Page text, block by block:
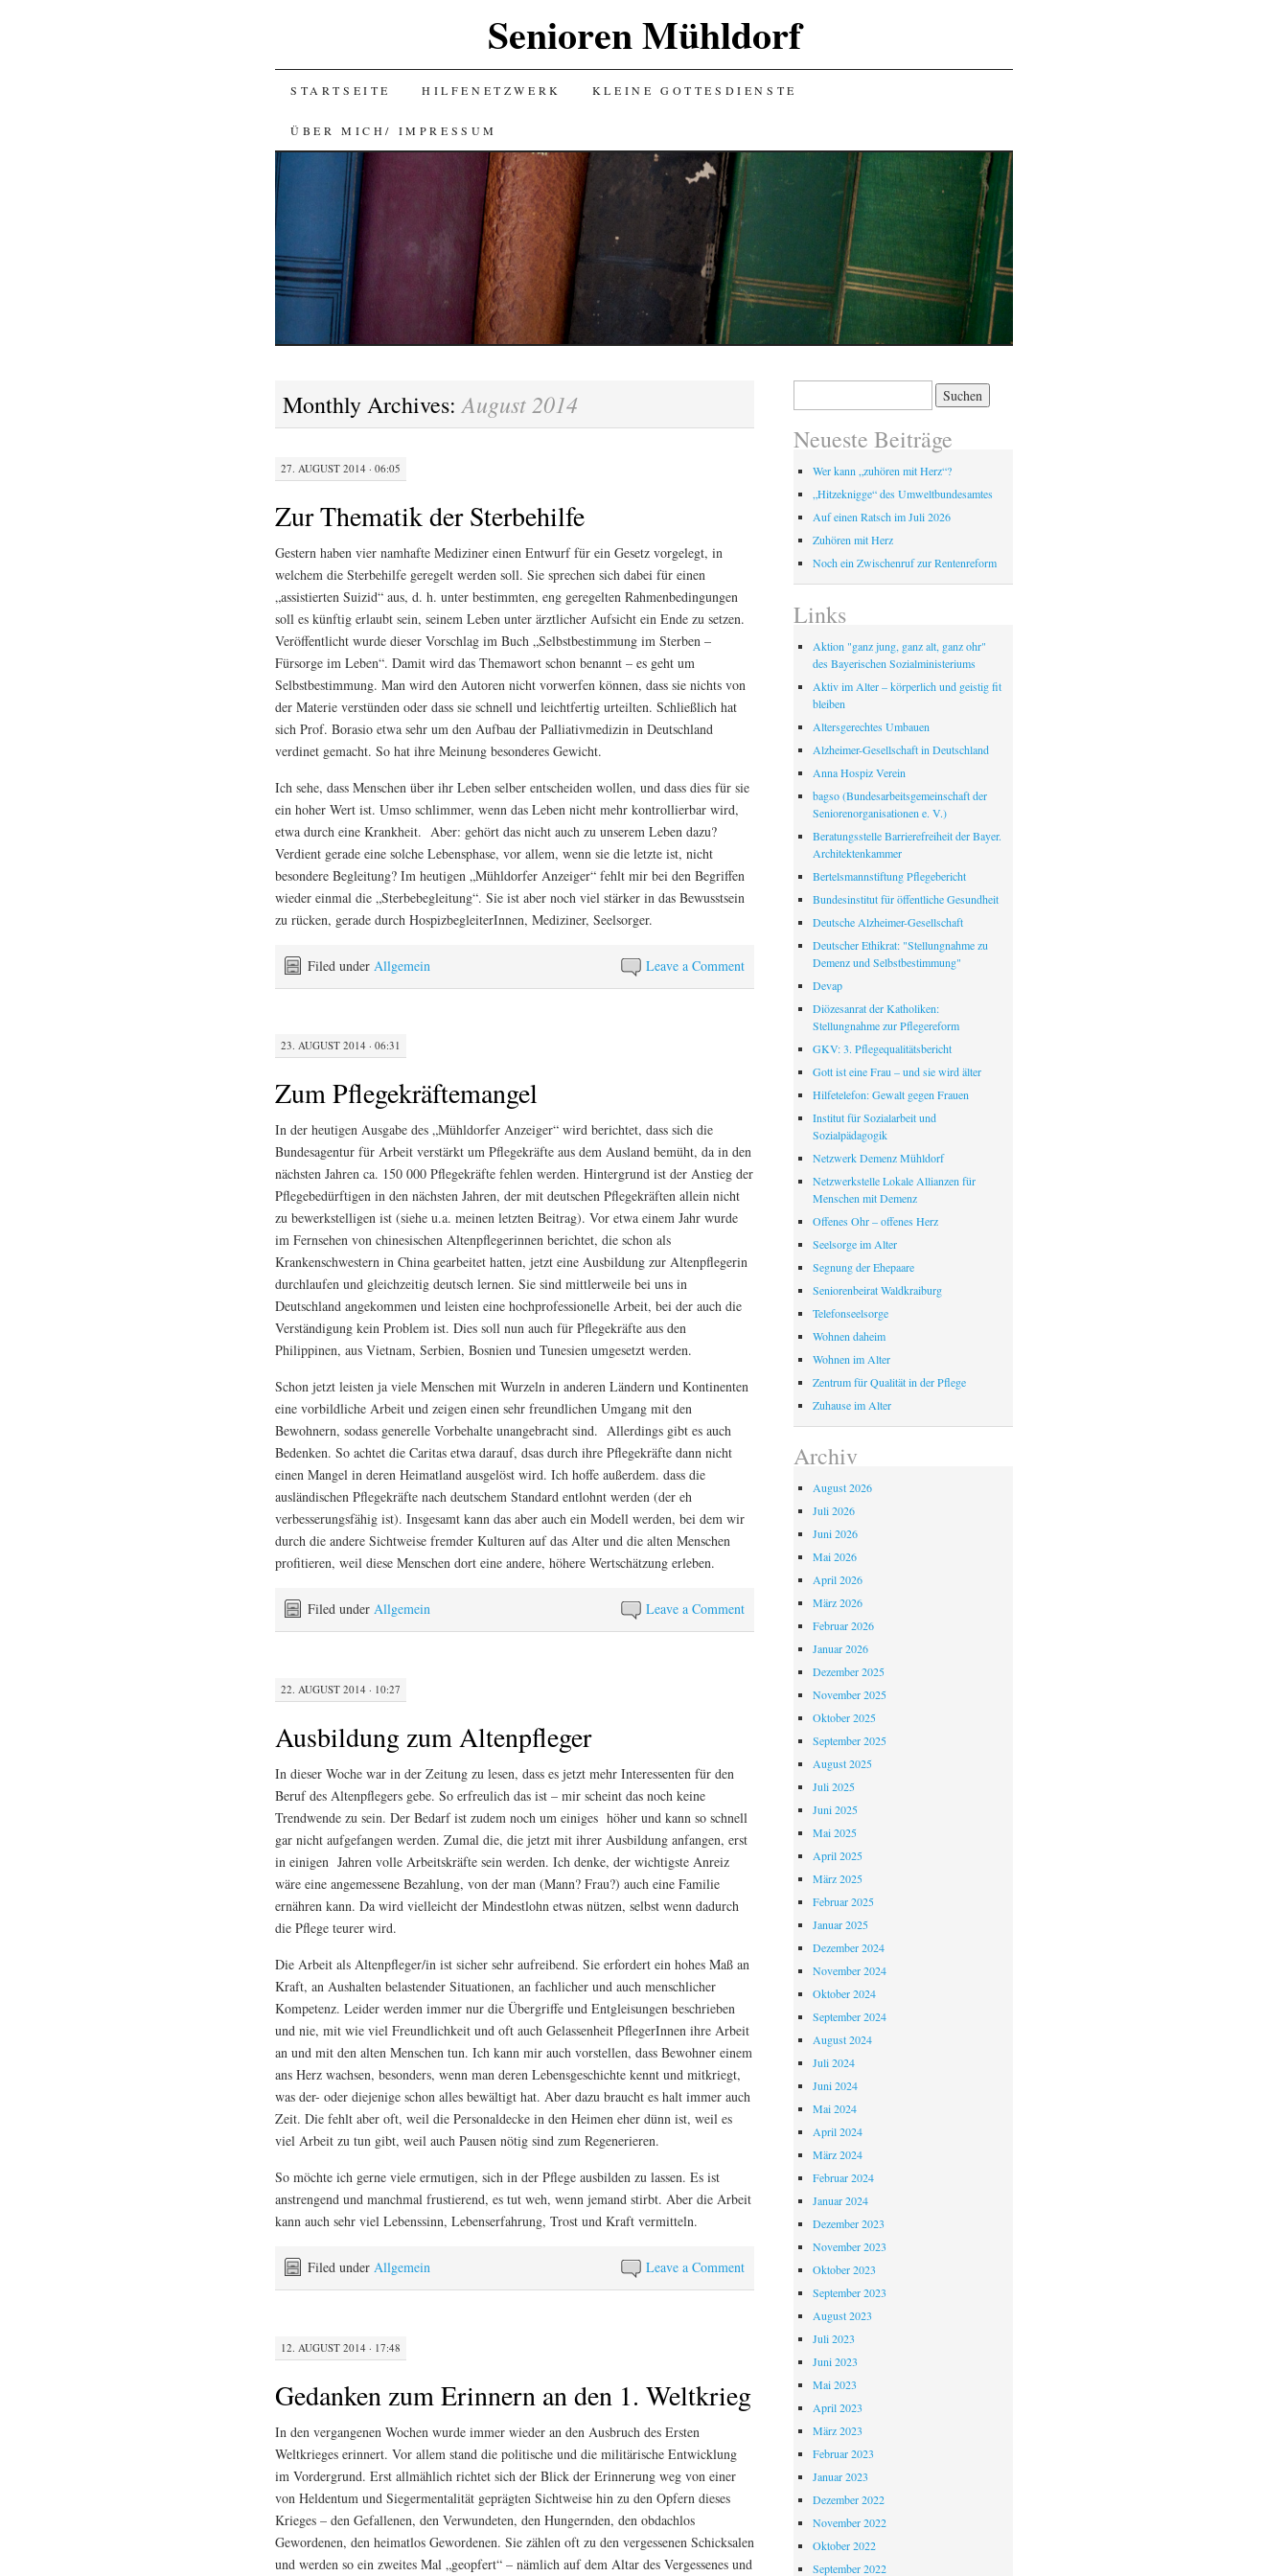
Senioren Mühldorf
SKIP
TO
CONTENT
STARTSEITE HILFENETZWERK KLEINE GOTTESDIENSTE
ÜBER MICH/ IMPRESSUM
Monthly Archives:August 2014
27. AUGUST 2014 · 06:05
Zur Thematik der Sterbehilfe
Gestern haben vier namhafte Mediziner einen Entwurf für ein Gesetz vorgelegt, in
welchem die Sterbehilfe geregelt werden soll. Sie sprechen sich dabei für einen
„assistierten Suizid“ aus, d. h. unter bestimmten, eng geregelten Rahmenbedingungen
soll es künftig erlaubt sein, seinem Leben unter ärztlicher Aufsicht ein Ende zu setzen.
Veröffentlicht wurde dieser Vorschlag im Buch „Selbstbestimmung im Sterben –
Fürsorge im Leben“. Damit wird das Themawort schon benannt – es geht um
Selbstbestimmung. Man wird den Autoren nicht vorwerfen können, dass sie nichts von
der Materie verstünden oder dass sie schnell und leichtfertig urteilten. Schließlich hat
sich Prof. Borasio etwa sehr um den Aufbau der Palliativmedizin in Deutschland
verdinet gemacht. So hat ihre Meinung besonderes Gewicht.
Ich sehe, dass Menschen über ihr Leben selber entscheiden wollen, und dass dies für sie
ein hoher Wert ist. Umso schlimmer, wenn das Leben nicht mehr kontrollierbar wird,
etwa durch eine Krankheit. Aber: gehört das nicht auch zu unserem Leben dazu?
Verdient gerade eine solche Lebensphase, vor allem, wenn sie die letzte ist, nicht
besondere Begleitung? Im heutigen „Mühldorfer Anzeiger“ fehlt mir bei den Begriffen
wieder einmal die „Sterbebegleitung“. Sie ist aber noch viel stärker in das Bewusstsein
zu rücken, gerade durch HospizbegleiterInnen, Mediziner, Seelsorger.
Leave a Comment
Filed under Allgemein
23. AUGUST 2014 · 06:31
Zum Pflegekräftemangel
In der heutigen Ausgabe des „Mühldorfer Anzeiger“ wird berichtet, dass sich die
Bundesagentur für Arbeit verstärkt um Pflegekräfte aus dem Ausland bemüht, da in den
nächsten Jahren ca. 150 000 Pflegekräfte fehlen werden. Hintergrund ist der Anstieg der
Pflegebedürftigen in den nächsten Jahren, der mit deutschen Pflegekräften allein nicht
zu bewerkstelligen ist (siehe u.a. meinen letzten Beitrag). Vor etwa einem Jahr wurde
im Fernsehen von chinesischen Altenpflegerinnen berichtet, die schon als
Krankenschwestern in China gearbeitet hatten, jetzt eine Ausbildung zur Altenpflegerin
durchlaufen und gleichzeitig deutsch lernen. Sie sind mittlerweile bei uns in
Deutschland angekommen und leisten eine hochprofessionelle Arbeit, bei der auch die
Verständigung kein Problem ist. Dies soll nun auch für Pflegekräfte aus den
Philippinen, aus Vietnam, Serbien, Bosnien und Tunesien umgesetzt werden.
Schon jetzt leisten ja viele Menschen mit Wurzeln in anderen Ländern und Kontinenten
eine vorbildliche Arbeit und zeigen einen sehr freundlichen Umgang mit den
Bewohnern, sodass generelle Vorbehalte unangebracht sind. Allerdings gibt es auch
Bedenken. So achtet die Caritas etwa darauf, dsas durch ihre Pflegekräfte dann nicht
einen Mangel in deren Heimatland ausgelöst wird. Ich hoffe außerdem. dass die
ausländischen Pflegekräfte nach deutschem Standard entlohnt werden (der eh
verbesserungsfähig ist). Insgesamt kann das aber auch ein Modell werden, bei dem wir
durch die andere Sichtweise fremder Kulturen auf das Alter und die alten Menschen
profitieren, weil diese Menschen dort eine andere, höhere Wertschätzung erleben.
Leave a Comment
Filed under Allgemein
22. AUGUST 2014 · 10:27
Ausbildung zum Altenpfleger
In dieser Woche war in der Zeitung zu lesen, dass es jetzt mehr Interessenten für den
Beruf des Altenpflegers gebe. So erfreulich das ist – mir scheint das noch keine
Trendwende zu sein. Der Bedarf ist zudem noch um einiges höher und kann so schnell
gar nicht aufgefangen werden. Zumal die, die jetzt mit ihrer Ausbildung anfangen, erst
in einigen Jahren volle Arbeitskräfte sein werden. Ich denke, der wichtigste Anreiz
wäre eine angemessene Bezahlung, von der man (Mann? Frau?) auch eine Familie
ernähren kann. Da wird vielleicht der Mindestlohn etwas nützen, selbst wenn dadurch
die Pflege teurer wird.
Die Arbeit als Altenpfleger/in ist sicher sehr aufreibend. Sie erfordert ein hohes Maß an
Kraft, an Aushalten belastender Situationen, an fachlicher und auch menschlicher
Kompetenz. Leider werden immer nur die Übergriffe und Entgleisungen beschrieben
und nie, mit wie viel Freundlichkeit und oft auch Gelassenheit PflegerInnen ihre Arbeit
an und mit den alten Menschen tun. Ich kann mir auch vorstellen, dass Bewohner einem
ans Herz wachsen, besonders, wenn man deren Lebensgeschichte kennt und mitkriegt,
was der- oder diejenige schon alles bewältigt hat. Aber dazu braucht es halt immer auch
Zeit. Die fehlt aber oft, weil die Personaldecke in den Heimen eher dünn ist, weil es
viel Arbeit zu tun gibt, weil auch Pausen nötig sind zum Regenerieren.
So möchte ich gerne viele ermutigen, sich in der Pflege ausbilden zu lassen. Es ist
anstrengend und manchmal frustierend, es tut weh, wenn jemand stirbt. Aber die Arbeit
kann auch sehr viel Lebenssinn, Lebenserfahrung, Trost und Kraft vermitteln.
Leave a Comment
Filed under Allgemein
12. AUGUST 2014 · 17:48
Gedanken zum Erinnern an den 1. Weltkrieg
In den vergangenen Wochen wurde immer wieder an den Ausbruch des Ersten
Weltkrieges erinnert. Vor allem stand die politische und die militärische Entwicklung
im Vordergrund. Erst allmählich richtet sich der Blick der Erinnerung weg von einer
von Heldentum und Siegermentalität geprägten Sichtweise hin zu den Opfern dieses
Krieges – den Gefallenen, den Verwundeten, den Hungernden, den obdachlos
Gewordenen, den heimatlos Gewordenen. Sie zählen oft zu den vergessenen Schicksalen
und werden so ein zweites Mal „geopfert“ – nämlich auf dem Altar des Vergessenes und
Neueste Beiträge
Wer kann „zuhören mit Herz“?
„Hitzeknigge“ des Umweltbundesamtes
Auf einen Ratsch im Juli 2026
Zuhören mit Herz
Noch ein Zwischenruf zur Rentenreform
Links
Aktion "ganz jung, ganz alt, ganz ohr"
des Bayerischen Sozialministeriums
Aktiv im Alter – körperlich und geistig fit
bleiben
Altersgerechtes Umbauen
Alzheimer-Gesellschaft in Deutschland
Anna Hospiz Verein
bagso (Bundesarbeitsgemeinschaft der
Seniorenorganisationen e. V.)
Beratungsstelle Barrierefreiheit der Bayer.
Architektenkammer
Bertelsmannstiftung Pflegebericht
Bundesinstitut für öffentliche Gesundheit
Deutsche Alzheimer-Gesellschaft
Deutscher Ethikrat: "Stellungnahme zu
Demenz und Selbstbestimmung"
Devap
Diözesanrat der Katholiken:
Stellungnahme zur Pflegereform
GKV: 3. Pflegequalitätsbericht
Gott ist eine Frau – und sie wird älter
Hilfetelefon: Gewalt gegen Frauen
Institut für Sozialarbeit und
Sozialpädagogik
Netzwerk Demenz Mühldorf
Netzwerkstelle Lokale Allianzen für
Menschen mit Demenz
Offenes Ohr – offenes Herz
Seelsorge im Alter
Segnung der Ehepaare
Seniorenbeirat Waldkraiburg
Telefonseelsorge
Wohnen daheim
Wohnen im Alter
Zentrum für Qualität in der Pflege
Zuhause im Alter
Archiv
August 2026
Juli 2026
Juni 2026
Mai 2026
April 2026
März 2026
Februar 2026
Januar 2026
Dezember 2025
November 2025
Oktober 2025
September 2025
August 2025
Juli 2025
Juni 2025
Mai 2025
April 2025
März 2025
Februar 2025
Januar 2025
Dezember 2024
November 2024
Oktober 2024
September 2024
August 2024
Juli 2024
Juni 2024
Mai 2024
April 2024
März 2024
Februar 2024
Januar 2024
Dezember 2023
November 2023
Oktober 2023
September 2023
August 2023
Juli 2023
Juni 2023
Mai 2023
April 2023
März 2023
Februar 2023
Januar 2023
Dezember 2022
November 2022
Oktober 2022
September 2022